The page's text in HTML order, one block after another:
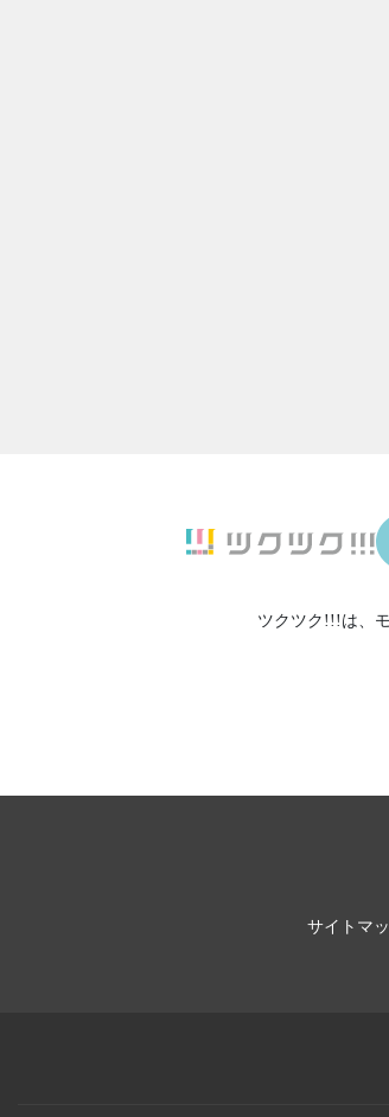
ツクツク!!!は、
サイトマ